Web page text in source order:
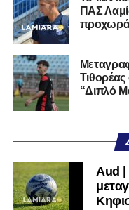
ποδοσφαιρική του
Τον καλωσορίζουμε
του ευχόμαστε υγεία και
Ακολουθήστε το
μαθαίνετε πρώτοι τα
Twitter
μαθαίνετε σε χρόνο dt
ΠΑΣ
“Διπλό
Aud |